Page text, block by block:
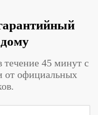
течение 45 минут с
от официальных